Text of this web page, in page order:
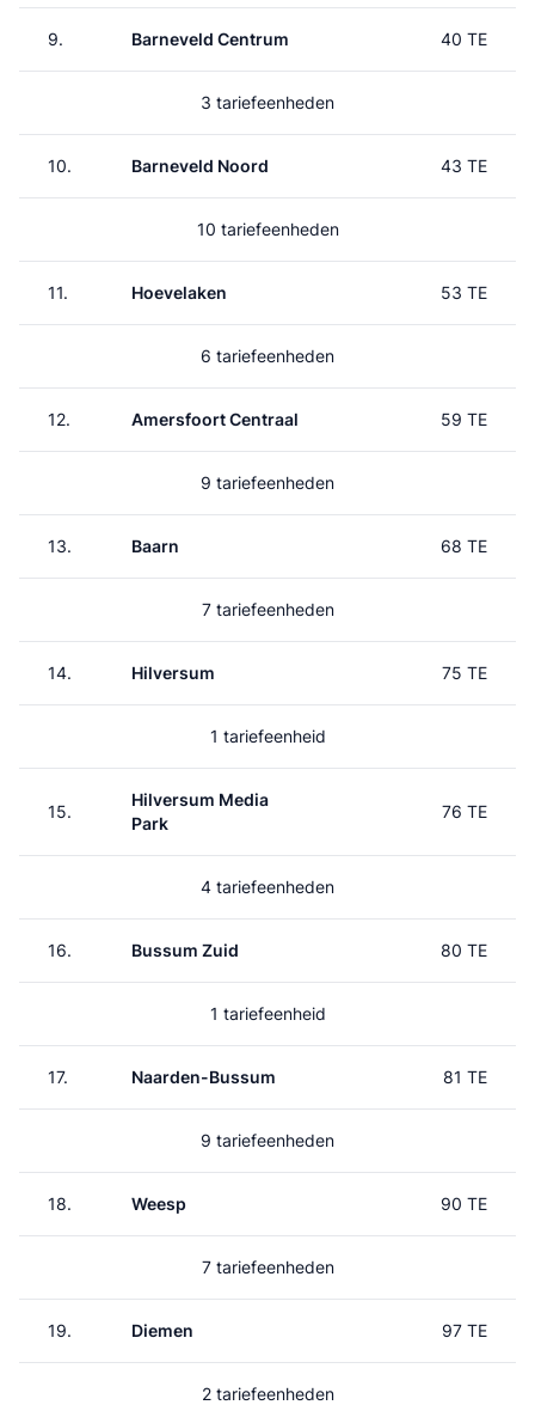
9. Barneveld Centrum 40 TE
3 tariefeenheden
10. Barneveld Noord 43 TE
10 tariefeenheden
11. Hoevelaken 53 TE
6 tariefeenheden
12. Amersfoort Centraal 59 TE
9 tariefeenheden
13. Baarn 68 TE
7 tariefeenheden
14. Hilversum 75 TE
1 tariefeenheid
15.
Hilversum Media
Park
76 TE
4 tariefeenheden
16. Bussum Zuid 80 TE
1 tariefeenheid
17. Naarden-Bussum 81 TE
9 tariefeenheden
18. Weesp 90 TE
7 tariefeenheden
19. Diemen 97 TE
2 tariefeenheden